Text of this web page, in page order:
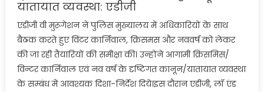
यातायात व्यवस्था: एडीजी
एडीजी वी मुरूगेशन ने पुलिस मुख्यालय में अधिकारियों के साथ
बैठक करते हुए विंटर कार्निवाल, क्रिसमस और नववर्ष को लेकर
की जा रही तैयारियों की समीक्षा की। उन्होंने आगामी क्रिसमिस/
विन्टर कार्निवाल एवं नव वर्ष के दृष्टिगत कानून/यातायात व्यवस्था
के सम्बंध में आवश्यक दिशा-निर्देश दिये।इस दौरान एडीजी, लॉ एंड